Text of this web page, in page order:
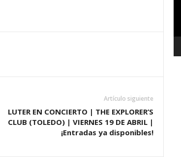
Artículo siguiente
LUTER EN CONCIERTO | THE EXPLORER’S
CLUB (TOLEDO) | VIERNES 19 DE ABRIL |
¡Entradas ya disponibles!